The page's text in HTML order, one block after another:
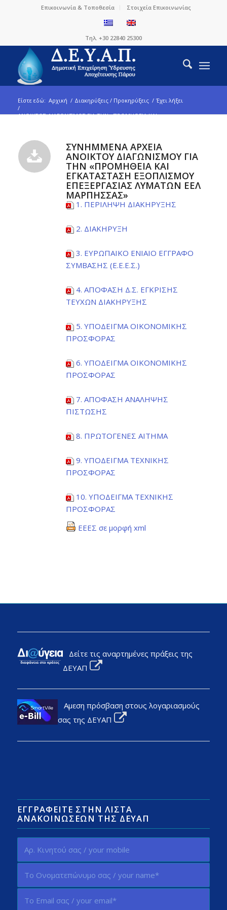
Επικοινωνία & Τοποθεσία Στοιχεία Επικοινωνίας
Τηλ. +30 22840 25300
Είστε εδώ: Αρχική / Διακηρύξεις / Προκηρύξεις / Έχει λήξει
/
ΑΝΟΙΚΤΟΣ ΔΙΑΓΩΝΙΣΜΟΣ ΓΙΑ ΤΗΝ «ΠΡΟΜΗΘΕΙΑ ΚΑΙ
ΣΥΝΗΜΜΕΝΑ ΑΡΧΕΙΑ
ΑΝΟΙΚΤΟΥ ΔΙΑΓΩΝΙΣΜΟΥ ΓΙΑ
ΤΗΝ «ΠΡΟΜΗΘΕΙΑ ΚΑΙ
ΕΓΚΑΤΑΣΤΑΣΗ ΕΞΟΠΛΙΣΜΟΥ
ΕΠΕΞΕΡΓΑΣΙΑΣ ΛΥΜΑΤΩΝ ΕΕΛ
ΜΑΡΠΗΣΣΑΣ»
1. ΠΕΡΙΛΗΨΗ ΔΙΑΚΗΡΥΞΗΣ
2. ΔΙΑΚΗΡΥΞΗ
3. ΕΥΡΩΠΑΙΚΟ ΕΝΙΑΙΟ ΕΓΓΡΑΦΟ
ΣΥΜΒΑΣΗΣ (Ε.Ε.Ε.Σ.)
4. ΑΠΟΦΑΣΗ Δ.Σ. ΕΓΚΡΙΣΗΣ
ΤΕΥΧΩΝ ΔΙΑΚΗΡΥΞΗΣ
5. ΥΠΟΔΕΙΓΜΑ ΟΙΚΟΝΟΜΙΚΗΣ
ΠΡΟΣΦΟΡΑΣ
6. ΥΠΟΔΕΙΓΜΑ ΟΙΚΟΝΟΜΙΚΗΣ
ΠΡΟΣΦΟΡΑΣ
7. ΑΠΟΦΑΣΗ ΑΝΑΛΗΨΗΣ
ΠΙΣΤΩΣΗΣ
8. ΠΡΩΤΟΓΕΝΕΣ ΑΙΤΗΜΑ
9. ΥΠΟΔΕΙΓΜΑ ΤΕΧΝΙΚΗΣ
ΠΡΟΣΦΟΡΑΣ
10. ΥΠΟΔΕΙΓΜΑ ΤΕΧΝΙΚΗΣ
ΠΡΟΣΦΟΡΑΣ
ΕΕΕΣ σε μορφή xml
Δείτε τις αναρτημένες πράξεις της
ΔΕΥΑΠ
Αμεση πρόσβαση στους λογαριασμούς
σας της ΔΕΥΑΠ
ΕΓΓΡΑΦΕΊΤΕ ΣΤΗΝ ΛΊΣΤΑ
ΑΝΑΚΟΙΝΏΣΕΩΝ ΤΗΣ ΔΕΥΑΠ